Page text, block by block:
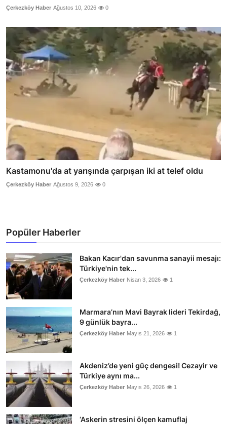
Çerkezköy Haber Ağustos 10, 2026 0
Kastamonu'da at yarışında çarpışan iki at telef oldu
Çerkezköy Haber Ağustos 9, 2026 0
Popüler Haberler
Bakan Kacır'dan savunma sanayii mesajı:
Türkiye'nin tek...
Çerkezköy Haber Nisan 3, 2026 1
Marmara’nın Mavi Bayrak lideri Tekirdağ,
9 günlük bayra...
Çerkezköy Haber Mayıs 21, 2026 1
Akdeniz’de yeni güç dengesi! Cezayir ve
Türkiye aynı ma...
Çerkezköy Haber Mayıs 26, 2026 1
‘Askerin stresini ölçen kamuflaj